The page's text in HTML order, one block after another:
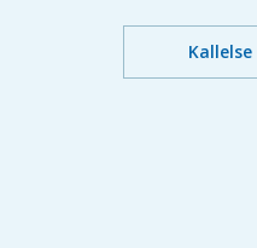
Kallelse